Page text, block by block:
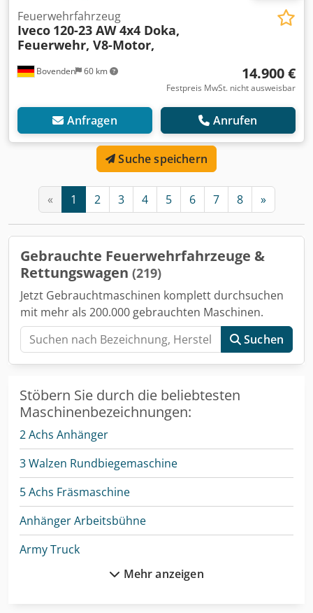
Bovenden 60 km
Feuerwehrfahrzeug
Iveco 120-23 AW 4x4 Doka,
Feuerwehr, V8-Motor,
14.900 €
Festpreis MwSt. nicht ausweisbar
Anfragen Anrufen
Suche speichern
« 1 2 3 4 5 6 7 8 »
Gebrauchte Feuerwehrfahrzeuge &
Rettungswagen (219)
Jetzt Gebrauchtmaschinen komplett durchsuchen
mit mehr als 200.000 gebrauchten Maschinen.
Suchen
Stöbern Sie durch die beliebtesten
Maschinenbezeichnungen:
2 Achs Anhänger
3 Walzen Rundbiegemaschine
5 Achs Fräsmaschine
Anhänger Arbeitsbühne
Army Truck
Mehr anzeigen